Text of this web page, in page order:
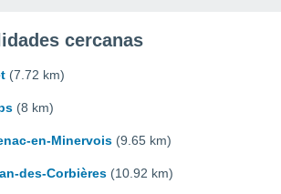
cercanas
(7.72 km)
(8 km)
en-Minervois (9.65 km)
des-Corbières (10.92 km)